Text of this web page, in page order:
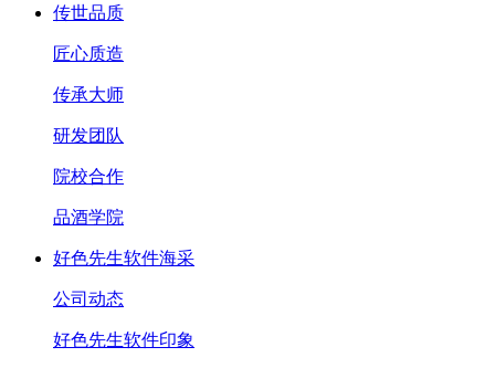
传世品质
匠心质造
传承大师
研发团队
院校合作
品酒学院
好色先生软件海采
公司动态
好色先生软件印象